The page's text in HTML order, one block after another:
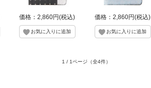
価格：2,860円(税込) 価格：2,860円(税込)
1 / 1ページ （全4件）